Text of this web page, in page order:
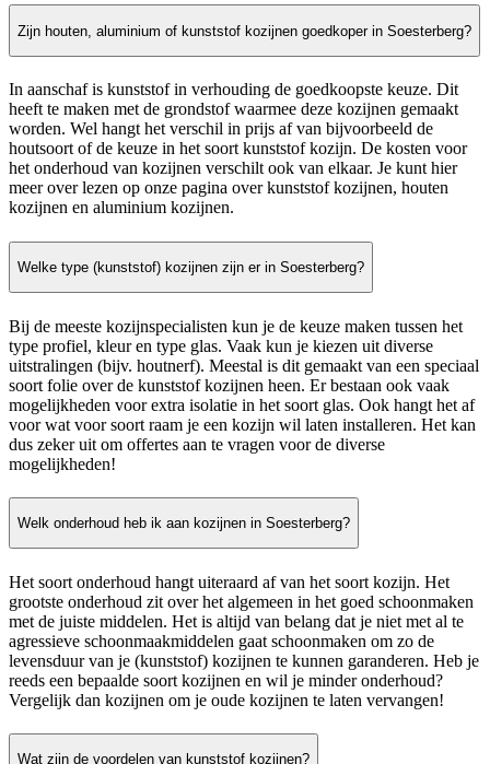
Zijn houten, aluminium of kunststof kozijnen goedkoper in Soesterberg?
In aanschaf is kunststof in verhouding de goedkoopste keuze. Dit
heeft te maken met de grondstof waarmee deze kozijnen gemaakt
worden. Wel hangt het verschil in prijs af van bijvoorbeeld de
houtsoort of de keuze in het soort kunststof kozijn. De kosten voor
het onderhoud van kozijnen verschilt ook van elkaar. Je kunt hier
meer over lezen op onze pagina over kunststof kozijnen, houten
kozijnen en aluminium kozijnen.
Welke type (kunststof) kozijnen zijn er in Soesterberg?
Bij de meeste kozijnspecialisten kun je de keuze maken tussen het
type profiel, kleur en type glas. Vaak kun je kiezen uit diverse
uitstralingen (bijv. houtnerf). Meestal is dit gemaakt van een speciaal
soort folie over de kunststof kozijnen heen. Er bestaan ook vaak
mogelijkheden voor extra isolatie in het soort glas. Ook hangt het af
voor wat voor soort raam je een kozijn wil laten installeren. Het kan
dus zeker uit om offertes aan te vragen voor de diverse
mogelijkheden!
Welk onderhoud heb ik aan kozijnen in Soesterberg?
Het soort onderhoud hangt uiteraard af van het soort kozijn. Het
grootste onderhoud zit over het algemeen in het goed schoonmaken
met de juiste middelen. Het is altijd van belang dat je niet met al te
agressieve schoonmaakmiddelen gaat schoonmaken om zo de
levensduur van je (kunststof) kozijnen te kunnen garanderen. Heb je
reeds een bepaalde soort kozijnen en wil je minder onderhoud?
Vergelijk dan kozijnen om je oude kozijnen te laten vervangen!
Wat zijn de voordelen van kunststof kozijnen?